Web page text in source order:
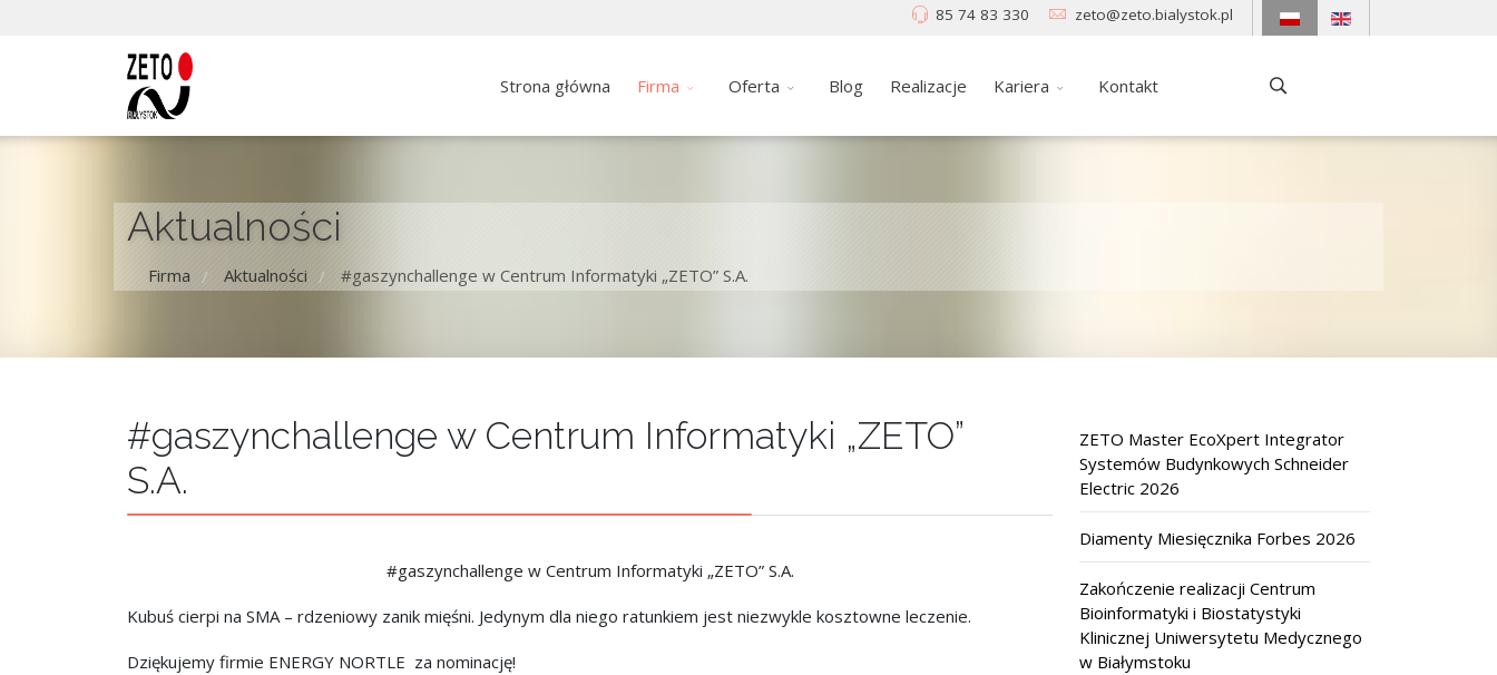
85 74 83 330 zeto@zeto.bialystok.pl
Strona główna Firma Oferta Blog Realizacje Kariera Kontakt
Aktualności
Firma / Aktualności / #gaszynchallenge w Centrum Informatyki „ZETO” S.A.
#gaszynchallenge w Centrum Informatyki „ZETO”
S.A.
#gaszynchallenge w Centrum Informatyki „ZETO” S.A.
Kubuś cierpi na SMA – rdzeniowy zanik mięśni. Jedynym dla niego ratunkiem jest niezwykle kosztowne leczenie.
Dziękujemy firmie ENERGY NORTLE za nominację!
ZETO Master EcoXpert Integrator
Systemów Budynkowych Schneider
Electric 2026
Diamenty Miesięcznika Forbes 2026
Zakończenie realizacji Centrum
Bioinformatyki i Biostatystyki
Klinicznej Uniwersytetu Medycznego
w Białymstoku